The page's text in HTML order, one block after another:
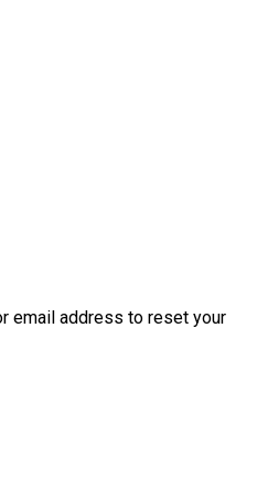
email address to reset your